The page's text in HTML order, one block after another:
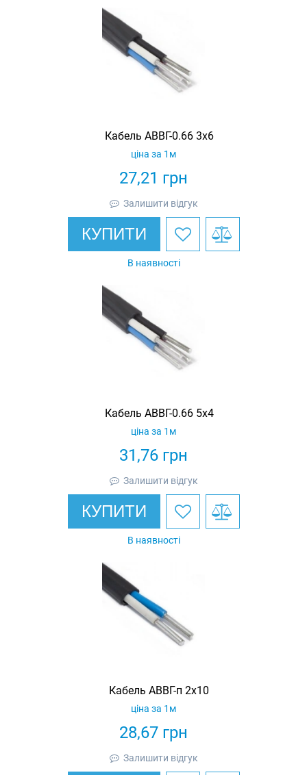
Кабель АВВГ-0.66 3х6
27,21 грн
ціна за 1м
Залишити відгук
КУПИТИ
В наявності
Кабель АВВГ-0.66 5х4
31,76 грн
ціна за 1м
Залишити відгук
КУПИТИ
В наявності
Кабель АВВГ-п 2х10
28,67 грн
ціна за 1м
Залишити відгук